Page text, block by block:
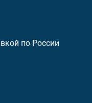
по России